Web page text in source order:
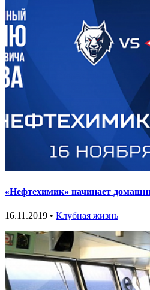
«Нефтехимик» начинает
16.11.2019 • Клубная жизнь